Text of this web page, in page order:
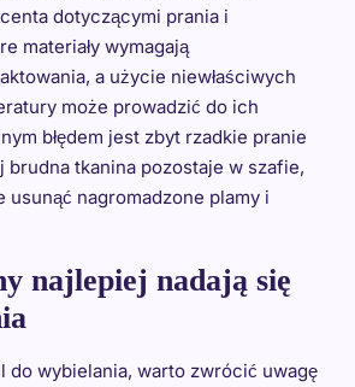
dotyczącymi prania i
materiały wymagają
a użycie niewłaściwych
może prowadzić do ich
błędem jest zbyt rzadkie pranie
brudna tkanina pozostaje w szafie,
usunąć nagromadzone plamy i
najlepiej nadają się
do wybielania, warto zwrócić uwagę